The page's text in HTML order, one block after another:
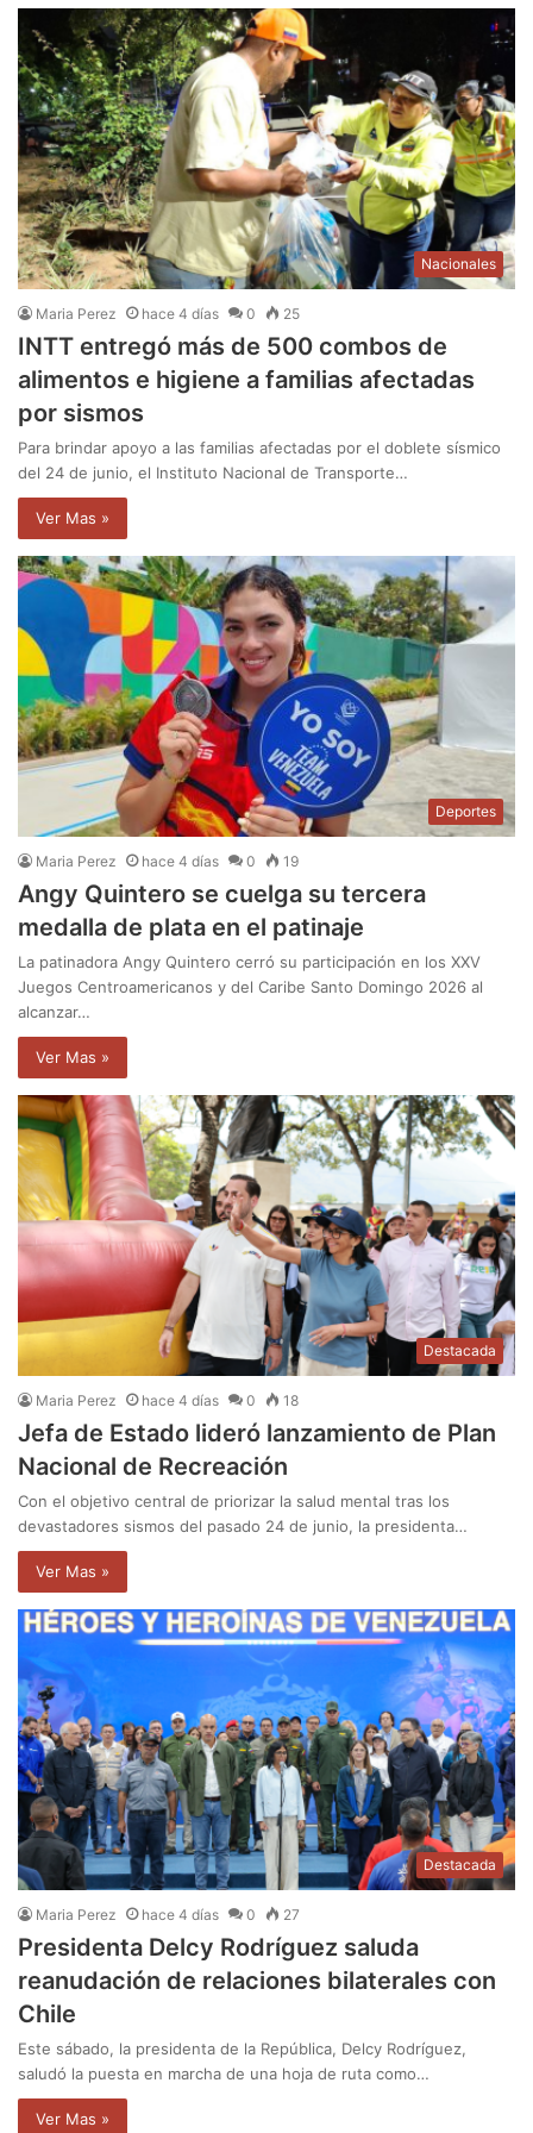
Nacionales
Maria Perez hace 4 días 0 25
INTT entregó más de 500 combos de
alimentos e higiene a familias afectadas
por sismos
Para brindar apoyo a las familias afectadas por el doblete sísmico
del 24 de junio, el Instituto Nacional de Transporte…
Ver Mas »
Deportes
Maria Perez hace 4 días 0 19
Angy Quintero se cuelga su tercera
medalla de plata en el patinaje
La patinadora Angy Quintero cerró su participación en los XXV
Juegos Centroamericanos y del Caribe Santo Domingo 2026 al
alcanzar…
Ver Mas »
Destacada
Maria Perez hace 4 días 0 18
Jefa de Estado lideró lanzamiento de Plan
Nacional de Recreación
Con el objetivo central de priorizar la salud mental tras los
devastadores sismos del pasado 24 de junio, la presidenta…
Ver Mas »
Destacada
Maria Perez hace 4 días 0 27
Presidenta Delcy Rodríguez saluda
reanudación de relaciones bilaterales con
Chile
Este sábado, la presidenta de la República, Delcy Rodríguez,
saludó la puesta en marcha de una hoja de ruta como…
Ver Mas »